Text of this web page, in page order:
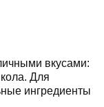
вкусами:
Для
ингредиенты